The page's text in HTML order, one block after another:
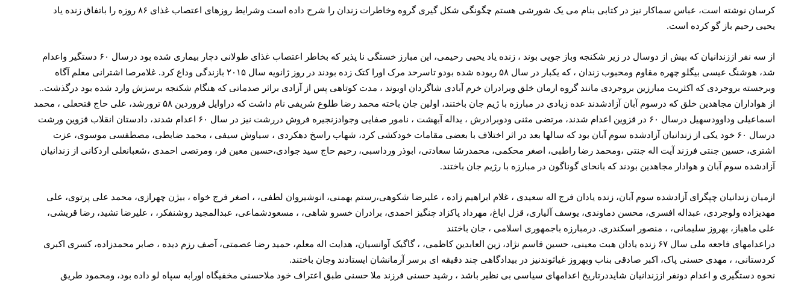
کرسان نوشته است، عباس سماکار نیز در کتابی بنام می یک شورشی هستم چگونگی شکل گیری گروه وخاطرات زندان را شرح داده است وشرایط روزهای اعتصاب غذای ۸۶ روزه را باتفاق زنده یاد
یحیی رحیم باز گو کرده است.
از سه نفر اززندانیان که بیش از دوسال در زیر شکنجه وباز جویی بوند ، زنده یاد یحیی رحیمی، این مبارز خستگی نا پذیر که بخاطر اعتصاب غذای طولانی دچار بیماری شده بود درسال ۶۰ دستگیر واعدام
شد، هوشنگ عیسی بیگلو چهره مقاوم ومحبوب زندان ، که یکبار در سال ۵۸ ربوده شده بودو تاسرحد مرک اورا کتک زده بودند در روز ژانویه سال ۲۰۱۵ بازندگی وداع کرد. غلامرصا اشترانی معلم آگاه
وبرجسته بروجردی که اکثریت مبارزین بروجردی مانند گروه ارمان خلق وبرادران خرم آبادی شاگردان اوبوند ، مدت کوتاهی پس از آزادی براثر صدماتی که هنگام شکنجه برسزش وارد شده بود درگذشت..
از هواداران مجاهدین خلق که درسوم آبان آزادشدند عده زیادی در مبارزه با ژیم جان باختند، اولین جان باخته محمد رضا طلوع شریفی نام داشت که دراوایل فروردین ۵۸ ترورشد، علی حاج فتحعلی ، محمد
اسماعیلی وداوودسهیل درسال ۶۰ در قزوین اعدام شدند، مرتضی مثنی ودوبرادرش ، یداله آبهشت ، نامور صفایی وجوادزنجیره فروش دررشت نیز در سال ۶۰ اعدام شدند، دادستان انقلاب قزوین ورشت
درسال ۶۰ خود یکی از زندانیان آزادشده سوم آبان بود که سالها بعد در اثر اختلاف با بعضی مقامات خودکشی کرد، شهاب راسخ دهکردی ، سیاوش سیفی ، محمد ضابطی، مصطفسی موسوی، عزت
اشتری، حسین جنتی فرزند آیت اله جنتی ،ومحمد رضا راطبی، اصغر محکمی، محمدرشا سعادتی، ابوذر ورداسبی، رحیم حاج سید جوادی،حسین معین فر، ومرتصی احمدی ،شعبانعلی اردکانی از زندانیان
آزادشده سوم آبان و هوادار مجاهدین بودند که بانحای گوناگون در مبارزه با رژیم جان باختند.
ازمیان زندانیان چپگرای آزادشده سوم آبان، زنده یادان فرج اله سعیدی ، غلام ابراهیم زاده ، علیرضا شکوهی،رستم بهمنی، انوشیروان لطفی، ، اصغر فرج خواه ، بیژن چهرازی، محمد علی پرتوی، علی
مهدیزاده ولوجردی، عبداله افسری، محسن دماوندی، یوسف آلیاری، قزل ایاغ، مهرداد پاکزاد چنگیز احمدی، برادران خسرو شاهی، ، مسعودشماعی، عبدالمجید روشنفکر، ، علیرضا تشید، رضا قریشی،
علی ماهباز، بهروز سلیمانی، ، منصور اسکندری. درمبارزه باجمهوری اسلامی ، جان باختند
دراعدامهای فاجعه ملی سال ۶۷ زنده یادان هبت معینی، حسین قاسم نژاد، زین العابدین کاظمی، ، گاگیک آوانسیان، هدایت اله معلم، حمید رضا عصمتی، آصف رزم دیده ، صابر محمدزاده، کسری اکبری
کردستانی، ، مهدی حسنی پاک، اکبر صادقی بناب وبهروز غیاثوندنیز در بیدادگاهی چند دقیقه ای برسر آرمانشان ایستادند وجان باختند.
نحوه دستگیری و اعدام دونفر اززندانیان شایددرتاریخ اعدامهای سیاسی بی نظیر باشد ، رشید حسنی فرزند ملا حسنی طبق اعتراف خود ملاحسنی مخفیگاه اورابه سپاه لو داده بود، ومحمود طریق